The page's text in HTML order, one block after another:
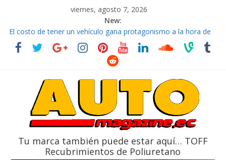
viernes, agosto 7, 2026
New:
El costo de tener un vehículo gana protagonismo a la hora de
decidir
Ultima película ‘Spider‑Man: Brand New Day’ pone en escena a
La Vuelta al Ecuador 2026, edición 47ª, recorre 7 provincias en 8
La FEDAK recibe 12 Sinotruk Bolden para cubrir las rutas de La
Tu marca también puede estar aquí… TOFF
Recubrimientos de Poliuretano